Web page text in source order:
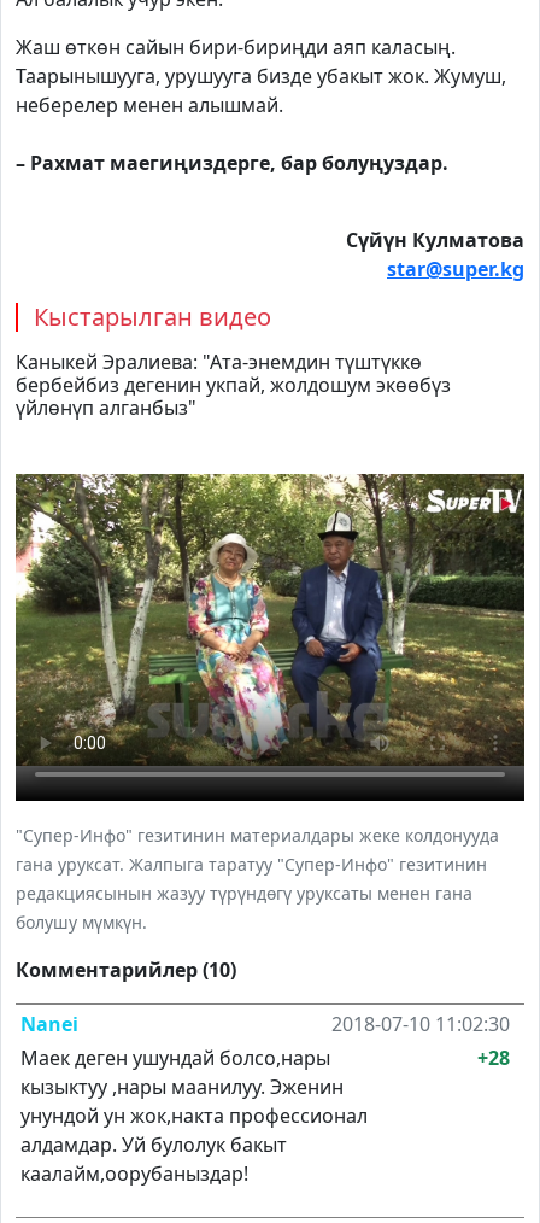
Жаш өткөн сайын бири-бириңди аяп каласың.
Таарынышууга, урушууга бизде убакыт жок. Жумуш,
неберелер менен алышмай.
– Рахмат маегиңиздерге, бар болуңуздар.
Сүйүн Кулматова
star@super.kg
Кыстарылган видео
Каныкей Эралиева: "Ата-энемдин түштүккө
бербейбиз дегенин укпай, жолдошум экөөбүз
үйлөнүп алганбыз"
"Супер-Инфо" гезитинин материалдары жеке колдонууда
гана уруксат. Жалпыга таратуу "Супер-Инфо" гезитинин
редакциясынын жазуу түрүндөгү уруксаты менен гана
болушу мүмкүн.
Комментарийлер (10)
Nanei
2018-07-10 11:02:30
Маек деген ушундай болсо,нары
кызыктуу ,нары маанилуу. Эженин
унундой ун жок,накта профессионал
алдамдар. Уй булолук бакыт
каалайм,оорубаныздар!
+28